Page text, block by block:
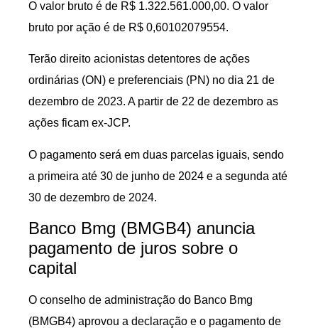
O valor bruto é de R$ 1.322.561.000,00. O valor
bruto por ação é de R$ 0,60102079554.
Terão direito acionistas detentores de ações
ordinárias (ON) e preferenciais (PN) no dia 21 de
dezembro de 2023. A partir de 22 de dezembro as
ações ficam ex-JCP.
O pagamento será em duas parcelas iguais, sendo
a primeira até 30 de junho de 2024 e a segunda até
30 de dezembro de 2024.
Banco Bmg (BMGB4) anuncia
pagamento de juros sobre o
capital
O conselho de administração do Banco Bmg
(BMGB4) aprovou a declaração e o pagamento de